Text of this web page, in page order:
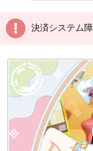
決済システム